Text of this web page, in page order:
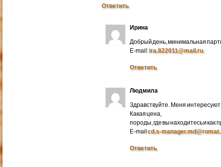
Ответить
Ирина
Добрый день, минимальная
E-mail:ira.822011@mail.ru
Ответить
Людмила
Здравствуйте. Меня
Какая цена,
породы, где вы находитесь и как
E-mailcd.s-
Ответить